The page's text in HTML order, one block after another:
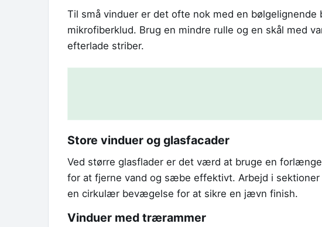
Til små vinduer er det ofte nok med en
mikrofiberklud. Brug en mindre rulle og en skål med
efterlade striber.
Store vinduer og glasfacader
Ved større glasflader er det værd at bruge en
for at fjerne vand og sæbe effektivt. Arbejd i
en cirkulær bevægelse for at sikre en jævn finish.
Vinduer med trærammer